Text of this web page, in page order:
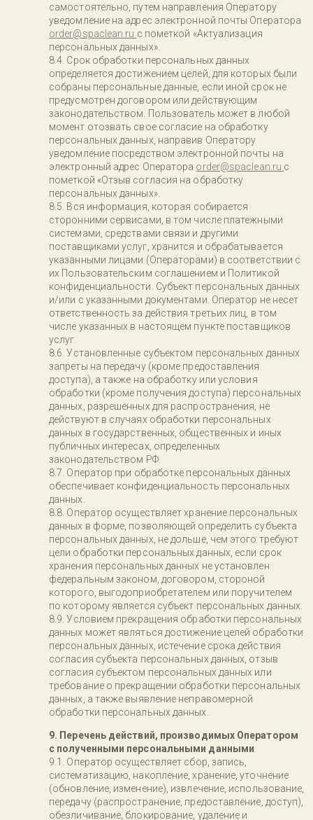
самостоятельно, путем направления Оператору
уведомление на адрес электронной почты Оператора
order@spaclean.ru с пометкой «Актуализация
персональных данных».
Срок обработки персональных данных
определяется достижением целей, для которых были
собраны персональные данные, если иной срок не
предусмотрен договором или действующим
законодательством. Пользователь может в любой
момент отозвать свое согласие на обработку
персональных данных, направив Оператору
уведомление посредством электронной почты на
электронный адрес Оператора order@spaclean.ru с
пометкой «Отзыв согласия на обработку
персональных данных».
Вся информация, которая собирается
сторонними сервисами, в том числе платежными
системами, средствами связи и другими
поставщиками услуг, хранится и обрабатывается
указанными лицами (Операторами) в соответствии с
их Пользовательским соглашением и Политикой
конфиденциальности. Субъект персональных данных
и/или с указанными документами. Оператор не несет
ответственность за действия третьих лиц, в том
числе указанных в настоящем пункте поставщиков
услуг.
Установленные субъектом персональных данных
запреты на передачу (кроме предоставления
доступа), а также на обработку или условия
обработки (кроме получения доступа) персональных
данных, разрешенных для распространения, не
действуют в случаях обработки персональных
данных в государственных, общественных и иных
публичных интересах, определенных
законодательством РФ.
Оператор при обработке персональных данных
обеспечивает конфиденциальность персональных
данных.
Оператор осуществляет хранение персональных
данных в форме, позволяющей определить субъекта
персональных данных, не дольше, чем этого требуют
цели обработки персональных данных, если срок
хранения персональных данных не установлен
федеральным законом, договором, стороной
которого, выгодоприобретателем или поручителем
по которому является субъект персональных данных.
Условием прекращения обработки персональных
данных может являться достижение целей обработки
персональных данных, истечение срока действия
согласия субъекта персональных данных, отзыв
согласия субъектом персональных данных или
требование о прекращении обработки персональных
данных, а также выявление неправомерной
обработки персональных данных.
9. Перечень действий, производимых Оператором
с полученными персональными данными
Оператор осуществляет сбор, запись,
систематизацию, накопление, хранение, уточнение
(обновление, изменение), извлечение, использование,
передачу (распространение, предоставление, доступ),
обезличивание, блокирование, удаление и